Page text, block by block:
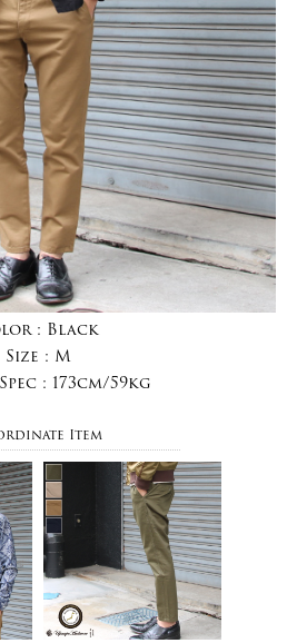
: Black
Size : M
: 173cm/59kg
Item